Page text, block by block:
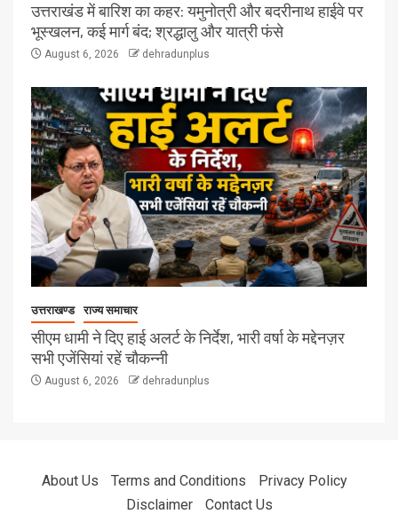
उत्तराखंड में बारिश का कहर: यमुनोत्री और बदरीनाथ हाईवे पर
भूस्खलन, कई मार्ग बंद; श्रद्धालु और यात्री फंसे
August 6, 2026 dehradunplus
उत्तराखण्ड राज्य समाचार
सीएम धामी ने दिए हाई अलर्ट के निर्देश, भारी वर्षा के मद्देनज़र
सभी एजेंसियां रहें चौकन्नी
August 6, 2026 dehradunplus
About Us Terms and Conditions
Privacy Policy
Disclaimer
Contact Us